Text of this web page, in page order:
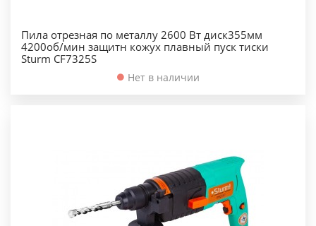
Пила отрезная по металлу 2600 Вт диск355мм
4200об/мин защитн кожух плавный пуск тиски
Sturm CF7325S
Нет в наличии